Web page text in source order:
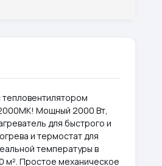
Мощный 2000 Вт,
для быстрого и
и термостат для
температуры в
м². Простое механическое